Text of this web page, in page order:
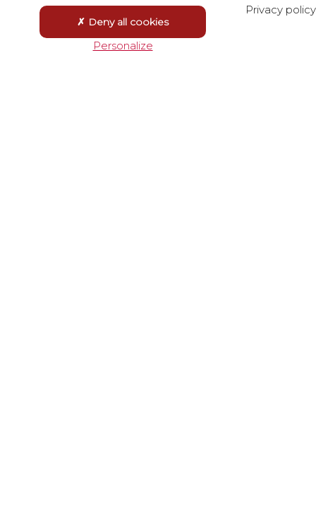
58
49
Deny all cookies
Personalize
Privacy policy
Agree to all Reject all